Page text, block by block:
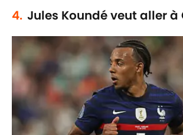
4. Jules Koundé veut aller à